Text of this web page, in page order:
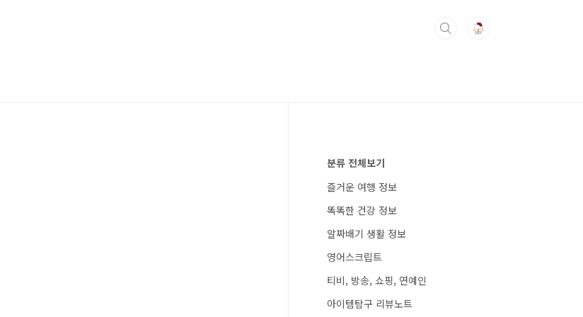
분류 전체보기
즐거운 여행 정보
똑똑한 건강 정보
알짜배기 생활 정보
영어스크립트
티비, 방송, 쇼핑, 연예인
아이템탐구 리뷰노트